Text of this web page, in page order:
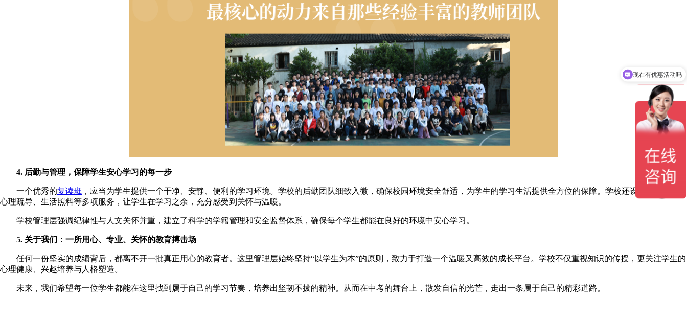
4. 后勤与管理，保障学生安心学习的每一步
一个优秀的复读班 ，应当为学生提供一个干净、安静、便利的学习环境。学校的后勤团队细致入微，确保校园环境安全舒适，为学生的学习生活提供全方位的保障。学校还设有学业答疑、
心理疏导、生活照料等多项服务，让学生在学习之余，充分感受到关怀与温暖。
学校管理层强调纪律性与人文关怀并重，建立了科学的学籍管理和安全监督体系，确保每个学生都能在良好的环境中安心学习。
5. 关于我们：一所用心、专业、关怀的教育搏击场
任何一份坚实的成绩背后，都离不开一批真正用心的教育者。这里管理层始终坚持“以学生为本”的原则，致力于打造一个温暖又高效的成长平台。学校不仅重视知识的传授，更关注学生的
心理健康、兴趣培养与人格塑造。
未来，我们希望每一位学生都能在这里找到属于自己的学习节奏，培养出坚韧不拔的精神。从而在中考的舞台上，散发自信的光芒，走出一条属于自己的精彩道路。
现在有优惠活动吗